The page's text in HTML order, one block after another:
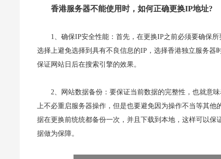
香港服务器不能使用时，如何正确更换IP地址?
1、确保IP安全性能：首先，在更换IP之前必须要确保
选择上避免选择到具有不良信息的IP，选择香港独立服务
保证网站日后在搜索引擎的效果。
2、网站数据备份：要保证当前数据的完整性，也就意
上不必重启服务器操作，但是也要避免因为操作不当等其
据在更换前统统都备份一次，并且下载到本地，这样可以
据做为保障。